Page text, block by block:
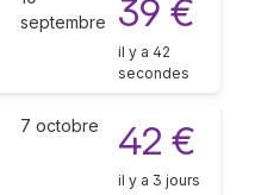
septembre
39 €
il y a 42
secondes
7 octobre 42 €
il y a 3 jours